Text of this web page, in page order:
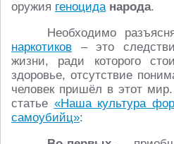
оружия геноцида народа.
Необходимо
наркотиков – это
жизни, ради которого
здоровье, отсутствие
человек пришёл в этот
статье «Наша культура
самоубийц»: